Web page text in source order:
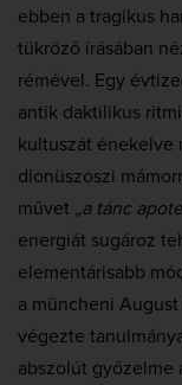
ebben a tragikus
tükröző írásában
rémével. Egy
antik daktilikus
kultuszát énekelve
dionüszoszi
művet „a tánc
energiát sugároz
elementárisabb
a müncheni
végezte
abszolút győzelme